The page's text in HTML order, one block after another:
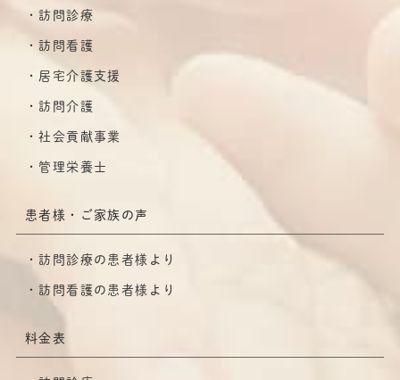
訪問診療
訪問看護
居宅介護支援
訪問介護
社会貢献事業
管理栄養士
患者様・ご家族の声
訪問診療の患者様より
訪問看護の患者様より
料金表